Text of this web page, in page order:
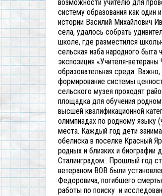
возможности учителю для
систему образования как один
истории Василий Михайлович
села, удалось собрать
школе, где разместился
сельская изба народного
экспозиция «Учителя-
образовательная среда.
формирование системы
сельского музея проходят
площадка для обучения
высшей квалификационной
олимпиадах по родному языку
места. Каждый год дети
обелиска в поселке Красный
родных и близких и биографии
Сталинградом.. Прошлый год
ветераном ВОВ были
Федоровича, погибшего
работы по поиску и